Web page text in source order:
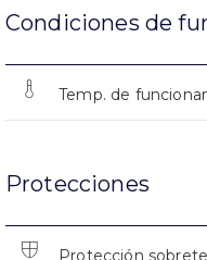
Condiciones de
Temp. de
Protecciones